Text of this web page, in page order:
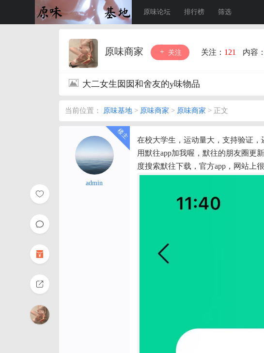
原味论坛 排行榜 筛选
原味商家 关注 关注： 121 内容：
大二女生囡囡和舍友的y味物品
当前位置： 原味基地 > 原味商家 > 原味商家 > 正文
admin
在校大学生，运动量大，支持验证
用默往app加我喔，默往的朋友圈更
度搜索默往下载，官方app，网站上